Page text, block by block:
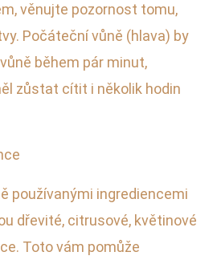
věnujte pozornost tomu,
Počáteční vůně (hlava) by
během pár minut,
zůstat cítit i několik hodin
používanými ingrediencemi
dřevité, citrusové, květinové
Toto vám pomůže